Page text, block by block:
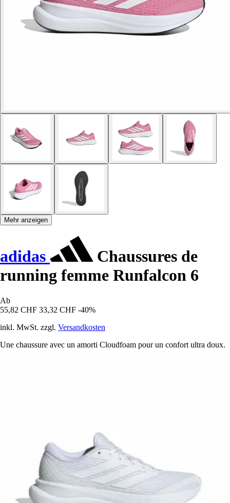
Mehr anzeigen
adidas
Chaussures de
running femme Runfalcon 6
Ab
55,82 CHF 33,32 CHF -40%
inkl. MwSt. zzgl. Versandkosten
Une chaussure avec un amorti Cloudfoam pour un confort ultra doux.